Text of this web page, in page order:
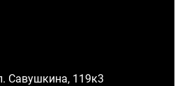
Савушкина, 119к3